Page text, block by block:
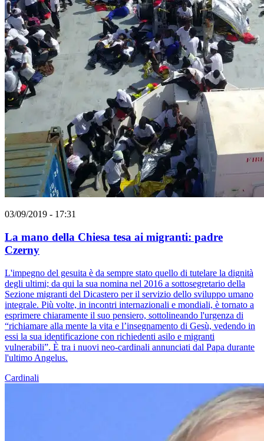
03/09/2019 - 17:31
La mano della Chiesa tesa ai migranti: padre
Czerny
L'impegno del gesuita è da sempre stato quello di tutelare la dignità
degli ultimi; da qui la sua nomina nel 2016 a sottosegretario della
Sezione migranti del Dicastero per il servizio dello sviluppo umano
integrale. Più volte, in incontri internazionali e mondiali, è tornato a
esprimere chiaramente il suo pensiero, sottolineando l'urgenza di
“richiamare alla mente la vita e l’insegnamento di Gesù, vedendo in
essi la sua identificazione con richiedenti asilo e migranti
vulnerabili”. È tra i nuovi neo-cardinali annunciati dal Papa durante
l'ultimo Angelus.
Cardinali